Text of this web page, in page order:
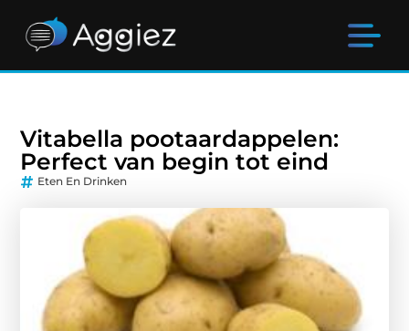
Vitabella pootaardappelen:
Perfect van begin tot eind
Eten En Drinken